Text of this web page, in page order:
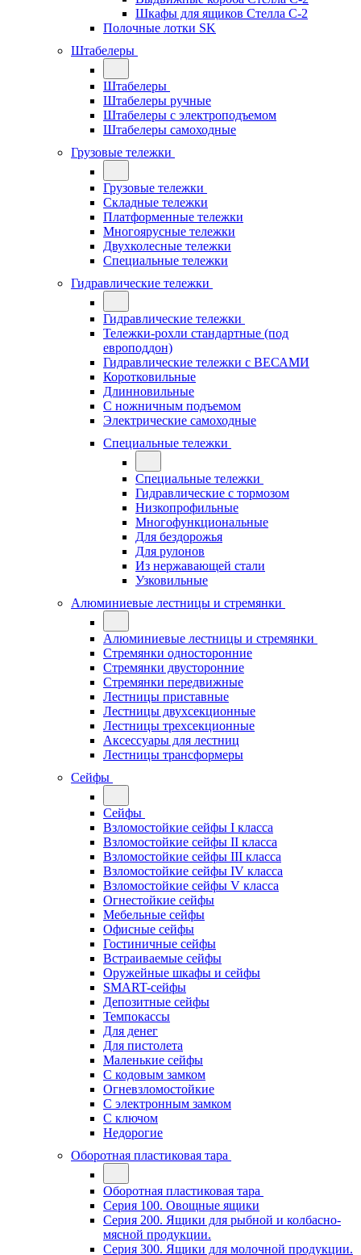
Шкафы для ящиков Стелла С-2
Полочные лотки SK
Штабелеры
Штабелеры
Штабелеры ручные
Штабелеры с электроподъемом
Штабелеры самоходные
Грузовые тележки
Грузовые тележки
Складные тележки
Платформенные тележки
Многоярусные тележки
Двухколесные тележки
Специальные тележки
Гидравлические тележки
Гидравлические тележки
Тележки-рохли стандартные (под
европоддон)
Гидравлические тележки с ВЕСАМИ
Коротковильные
Длинновильные
С ножничным подъемом
Электрические самоходные
Специальные тележки
Специальные тележки
Гидравлические с тормозом
Низкопрофильные
Многофункциональные
Для бездорожья
Для рулонов
Из нержавающей стали
Узковильные
Алюминиевые лестницы и стремянки
Алюминиевые лестницы и стремянки
Стремянки односторонние
Стремянки двусторонние
Стремянки передвижные
Лестницы приставные
Лестницы двухсекционные
Лестницы трехсекционные
Аксессуары для лестниц
Лестницы трансформеры
Сейфы
Сейфы
Взломостойкие сейфы I класса
Взломостойкие сейфы II класса
Взломостойкие сейфы III класса
Взломостойкие сейфы IV класса
Взломостойкие сейфы V класса
Огнестойкие сейфы
Мебельные сейфы
Офисные сейфы
Гостиничные сейфы
Встраиваемые сейфы
Оружейные шкафы и сейфы
SMART-сейфы
Депозитные сейфы
Темпокассы
Для денег
Для пистолета
Маленькие сейфы
С кодовым замком
Огневзломостойкие
С электронным замком
С ключом
Недорогие
Оборотная пластиковая тара
Оборотная пластиковая тара
Серия 100. Овощные ящики
Серия 200. Ящики для рыбной и колбасно-
мясной продукции.
Серия 300. Ящики для молочной продукции.